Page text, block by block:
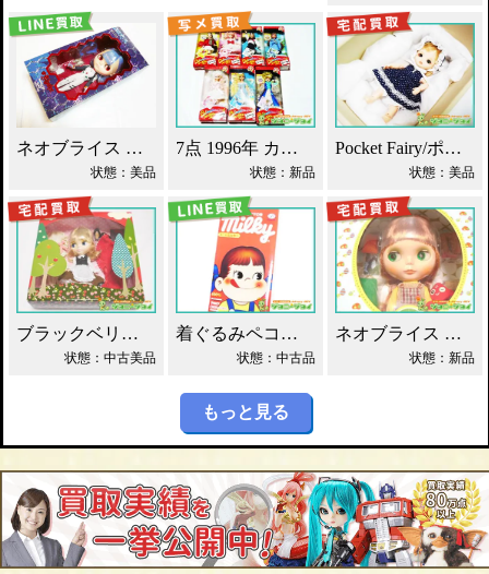
ネオブライス エヴァンゲリオン 綾波レイ 買取！
状態：美品
7点 1996年 カレンダーガール ジェニー人形 買取！
状態：新品
Pocket Fairy/ポケットフェアリー PF ドール買取！
状態：美品
ブラックベリーブッシュ ネオブライス Blythe買取！
状態：中古美品
着ぐるみペコちゃん ベアブリック 400% 買取！
状態：中古品
ネオブライス グルーヴィーグルーヴ タカラ買取！
状態：新品
もっと見る